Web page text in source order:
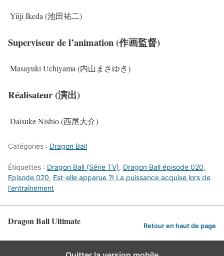
Yūji Ikeda (池田祐二)
Superviseur de l’animation (作画監督)
Masayuki Uchiyama (内山まさゆき)
Réalisateur (演出)
Daisuke Nishio (西尾大介)
Catégories : Dragon Ball
Étiquettes : Dragon Ball (Série TV), Dragon Ball épisode 020,
Episode 020, Est-elle apparue ?! La puissance acquise lors de
l'entraînement
Dragon Ball Ultimate Retour en haut de page